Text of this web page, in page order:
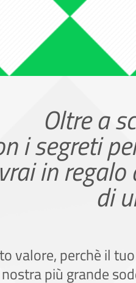
valore, perchè il
più grande
Oltre a
i segreti
in
di